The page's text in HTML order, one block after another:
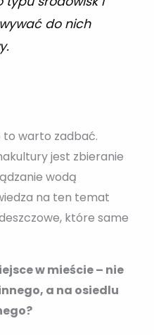
do nich
to warto zadbać.
jest zbieranie
wodą
na ten temat
które same
w mieście – nie
a na osiedlu